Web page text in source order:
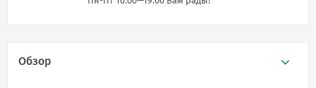
Обзор